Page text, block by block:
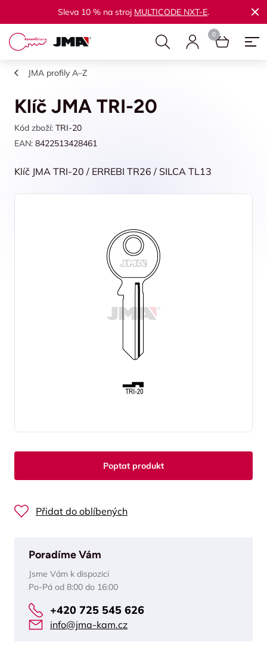
Sleva 10 % na stroj MULTICODE NXT-E.
JMA profily A–Z
Klíč JMA TRI-20
Kód zboží: TRI-20
EAN: 8422513428461
Klíč JMA TRI-20 / ERREBI TR26 / SILCA TL13
Poptat produkt
Přidat do oblíbených
Poradíme Vám
Jsme Vám k dispozici
Po-Pá od 8:00 do 16:00
+420 725 545 626
info@jma-kam.cz